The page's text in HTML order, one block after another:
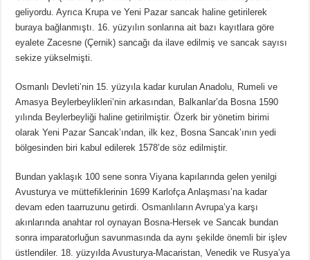
geliyordu. Ayrıca Krupa ve Yeni Pazar sancak haline getirilerek
buraya bağlanmıştı. 16. yüzyılın sonlarına ait bazı kayıtlara göre
eyalete Zacesne (Çernik) sancağı da ilave edilmiş ve sancak sayısı
sekize yükselmişti.
Osmanlı Devleti’nin 15. yüzyıla kadar kurulan Anadolu, Rumeli ve
Amasya Beylerbeylikleri’nin arkasından, Balkanlar’da Bosna 1590
yılında Beylerbeyliği haline getirilmiştir. Özerk bir yönetim birimi
olarak Yeni Pazar Sancak’ından, ilk kez, Bosna Sancak’ının yedi
bölgesinden biri kabul edilerek 1578’de söz edilmiştir.
Bundan yaklaşık 100 sene sonra Viyana kapılarında gelen yenilgi
Avusturya ve müttefiklerinin 1699 Karlofça Anlaşması’na kadar
devam eden taarruzunu getirdi. Osmanlıların Avrupa’ya karşı
akınlarında anahtar rol oynayan Bosna-Hersek ve Sancak bundan
sonra imparatorluğun savunmasında da aynı şekilde önemli bir işlev
üstlendiler. 18. yüzyılda Avusturya-Macaristan, Venedik ve Rusya’ya